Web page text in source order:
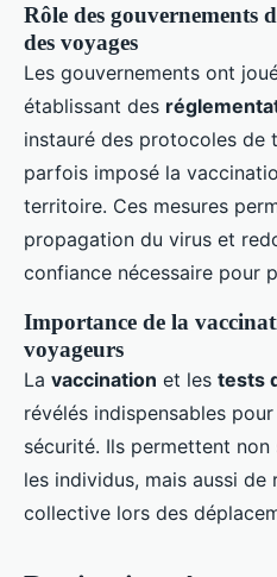
Rôle des gouvernements
des voyages
Les gouvernements ont
établissant des
instauré des protocoles de
parfois imposé la
territoire. Ces mesures
propagation du virus et
confiance nécessaire pour
Importance de la
voyageurs
La vaccination et les tests
révélés indispensables
sécurité. Ils permettent
les individus, mais aussi
collective lors des